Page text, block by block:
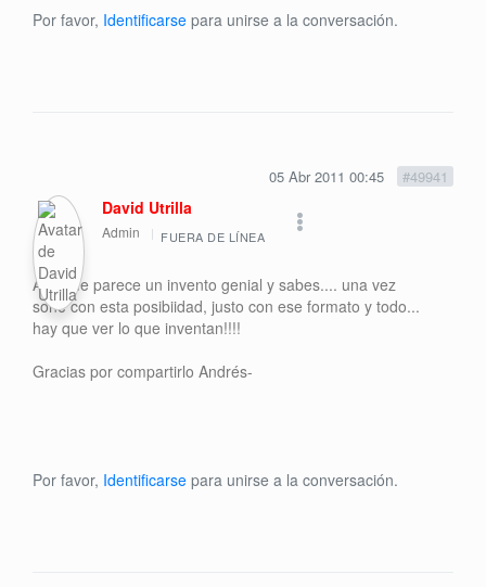
Por favor, Identificarse para unirse a la conversación.
05 Abr 2011 00:45 #49941
David Utrilla
Admin FUERA DE LÍNEA
A mi me parece un invento genial y sabes.... una vez
soñé con esta posibiidad, justo con ese formato y todo...
hay que ver lo que inventan!!!!
Gracias por compartirlo Andrés-
Por favor, Identificarse para unirse a la conversación.